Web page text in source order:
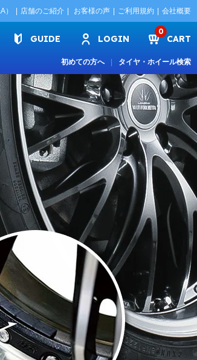
） 店舗のご紹介 お客様の声 ご利用規約 会社概要
GUIDE LOGIN
0
CART
初めての方へ タイヤ・ホイール検索